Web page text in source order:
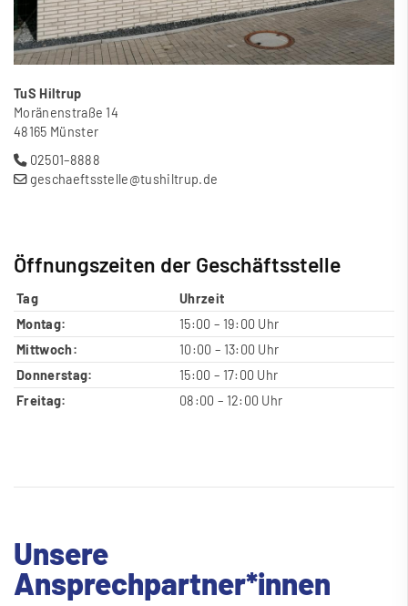
TuS Hiltrup
Moränenstraße 14
48165 Münster
02501–8888
geschaeftsstelle@tushiltrup.de
Öffnungszeiten der Geschäftsstelle
Tag
Uhrzeit
Montag:
15:00 – 19:00 Uhr
Mittwoch:
10:00 – 13:00 Uhr
Donnerstag:
15:00 – 17:00 Uhr
Freitag:
08:00 – 12:00 Uhr
Unsere
Ansprechpartner*innen